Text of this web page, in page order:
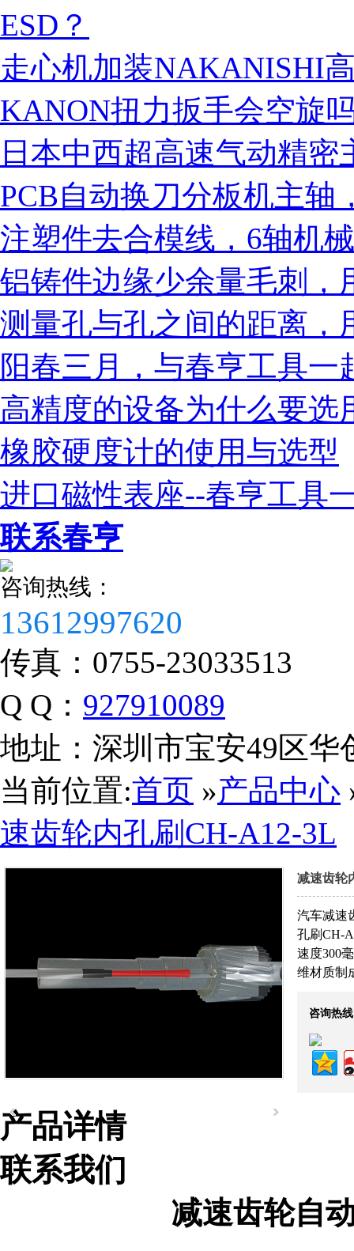
营业执照
营业执照
ESD？
走心机加装NAKANISHI
KANON扭力扳手会空旋
日本中西超高速气动精
PCB自动换刀分板机主轴
注塑件去合模线，6轴机
铝铸件边缘少余量毛刺
测量孔与孔之间的距离，
阳春三月，与春亨工具
高精度的设备为什么要选
橡胶硬度计的使用与选型
进口磁性表座--春亨工具
联系春亨
咨询热线：
13612997620
传真： 0755-23033513
Q Q： 927910089
地址： 深圳市宝安49区华
当前位置:首页 »产品中心
速齿轮内孔刷CH-A12-3L
减速齿轮
汽车减速
孔刷CH-
速度300
维材质制
咨询热
产品详情
联系我们
减速齿轮自